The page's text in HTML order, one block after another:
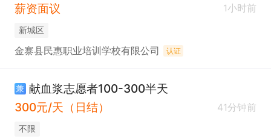
薪资面议
1小时前
新城区
金寨县民惠职业培训学校有限公司 认证
兼 献血浆志愿者100-300半天
300元/天（日结）
41分钟前
不限